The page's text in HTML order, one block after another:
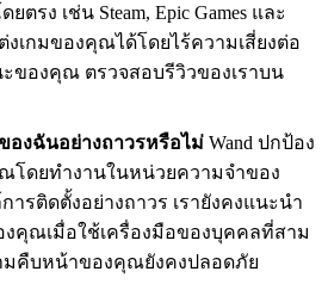
รง เช่น Steam, Epic Games และ
เกมของคุณได้โดยไร้ความเสี่ยงต่อ
ของคุณ ตรวจสอบรีวิวของเราบน
องฉันอย่างถาวรหรือไม่ Wand ปกป้อง
โดยทำงานในหน่วยความจำของ
รติดตั้งอย่างถาวร เรายังคงแนะนำ
คุณเมื่อใช้เครื่องมือของบุคคลที่สาม
มคืบหน้าของคุณยังคงปลอดภัย